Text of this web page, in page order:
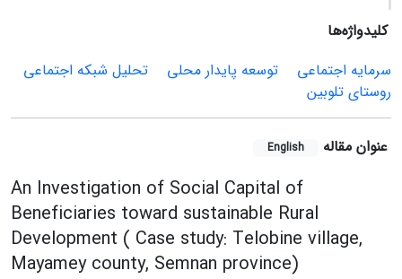
کلیدواژه‌ها
سرمایه اجتماعی
توسعه پایدار محلی
تحلیل شبکه اجتماعی
روستای تلوبین
عنوان مقاله English
An Investigation of Social Capital of
Beneficiaries toward sustainable Rural
Development ( Case study: Telobine village,
Mayamey county, Semnan province)